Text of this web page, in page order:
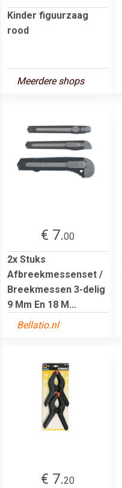
Kinder figuurzaag
rood
Meerdere shops
€ 7.00
2x Stuks
Afbreekmessenset /
Breekmessen 3-delig
9 Mm En 18 M...
Bellatio.nl
€ 7.20